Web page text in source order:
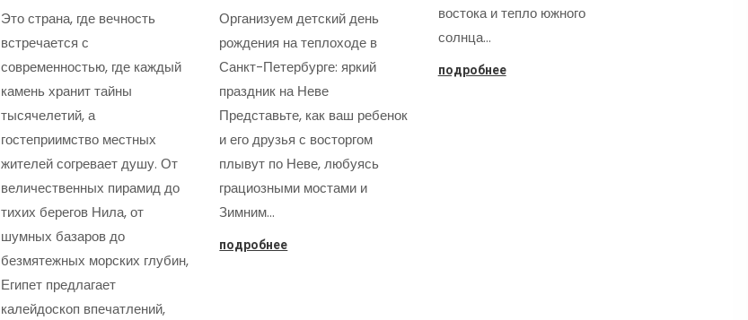
Это страна, где вечность
встречается с
современностью, где каждый
камень хранит тайны
тысячелетий, а
гостеприимство местных
жителей согревает душу. От
величественных пирамид до
тихих берегов Нила, от
шумных базаров до
безмятежных морских глубин,
Египет предлагает
калейдоскоп впечатлений,
Организуем детский день
рождения на теплоходе в
Санкт-Петербурге: яркий
праздник на Неве
Представьте, как ваш ребенок
и его друзья с восторгом
плывут по Неве, любуясь
грациозными мостами и
Зимним…
подробнее
востока и тепло южного
солнца…
подробнее